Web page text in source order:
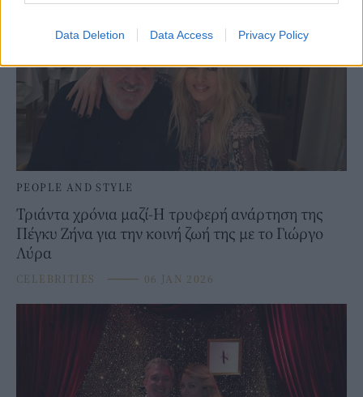
Data Deletion Data Access Privacy Policy
PEOPLE AND STYLE
Τριάντα χρόνια μαζί-Η τρυφερή ανάρτηση της
Πέγκυ Ζήνα για την κοινή ζωή της με το Γιώργο
Λύρα
CELEBRITIES ⸻ 06 JAN 2026